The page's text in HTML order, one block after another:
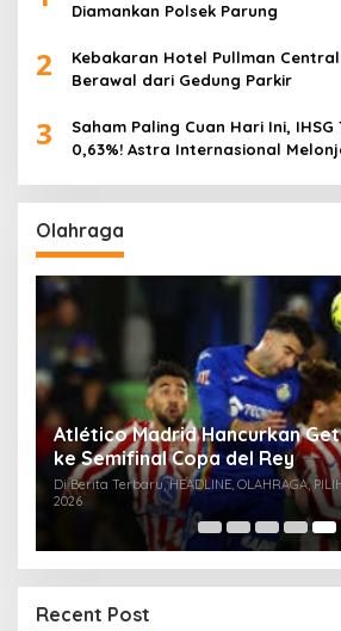
Diamankan Polsek Parung
2
Kebakaran Hotel Pullman
Berawal dari Gedung Parkir
3
Saham Paling Cuan Hari Ini, IHSG
0,63%! Astra Internasional
Olahraga
Atlético Madrid Hancurkan
ke Semifinal Copa del Rey
Di Berita Terbaru, HEADLINE, OLAHRAGA,
2026
Recent Post